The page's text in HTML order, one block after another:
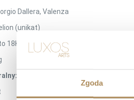
Zgoda
Dallera, Valenza
(unikat)
18K (750), białe